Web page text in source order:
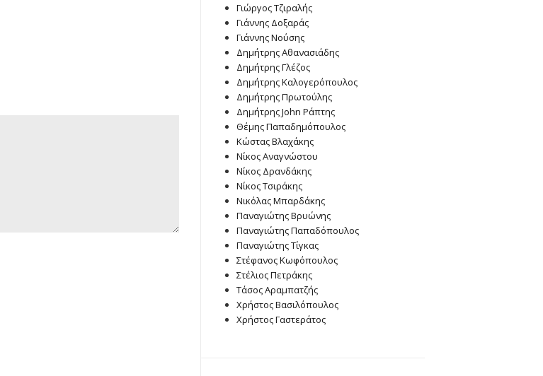
Γιώργος Τζιραλής
Γιάννης Δοξαράς
Γιάννης Νούσης
Δημήτρης Αθανασιάδης
Δημήτρης Γλέζος
Δημήτρης Καλογερόπουλος
Δημήτρης Πρωτούλης
Δημήτρης John Ράπτης
Θέμης Παπαδημόπουλος
Κώστας Βλαχάκης
Νίκος Αναγνώστου
Νίκος Δρανδάκης
Νίκος Τσιράκης
Νικόλας Μπαρδάκης
Παναγιώτης Βρυώνης
Παναγιώτης Παπαδόπουλος
Παναγιώτης Τίγκας
Στέφανος Κωφόπουλος
Στέλιος Πετράκης
Τάσος Αραμπατζής
Χρήστος Βασιλόπουλος
Χρήστος Γαστεράτος